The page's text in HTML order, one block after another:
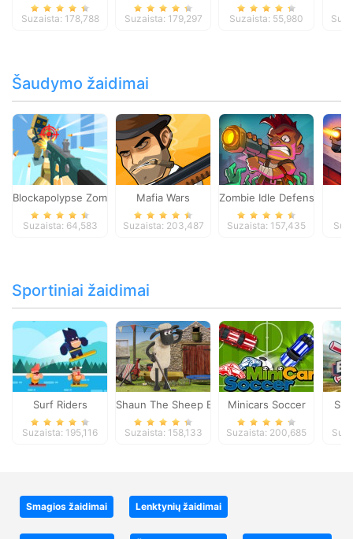
Suzaista: 178,788 Suzaista: 179,297 Suzaista: 55,980
Šaudymo žaidimai
Blockapolypse Zombie Shooter
Suzaista: 64,583
Mafia Wars
Suzaista: 203,487
Zombie Idle Defense
Suzaista: 157,435
Sportiniai žaidimai
Surf Riders
Suzaista: 195,116
Shaun The Sheep Baahmy Golf
Suzaista: 158,133
Minicars Soccer
Suzaista: 200,685
Smagios žaidimai Lenktynių žaidimai